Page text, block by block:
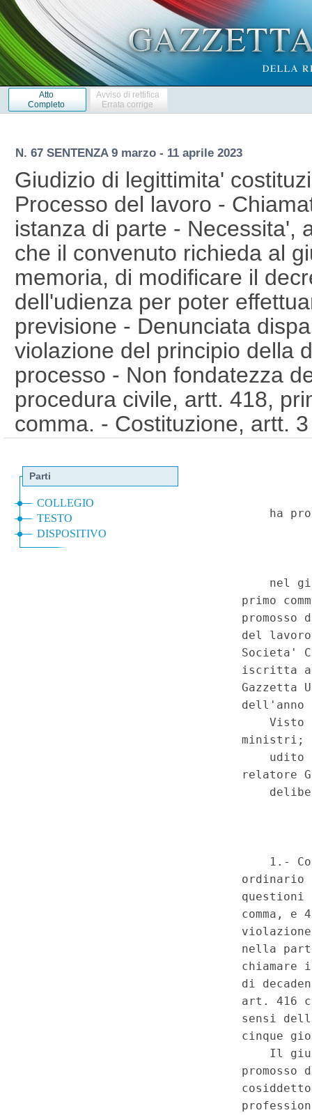
Atto
Completo
Avviso di rettifica
Errata corrige
N. 67 SENTENZA 9 marzo - 11 aprile 2023
Giudizio di legittimita'
Processo del lavoro -
istanza di parte - Necessita',
che il convenuto richieda al
memoria, di modificare il
dell'udienza per poter
previsione - Denunciata
violazione del principio della
processo - Non fondatezza
procedura civile, artt. 418,
comma. - Costituzione, artt.
n.15 del 12-4-2023)